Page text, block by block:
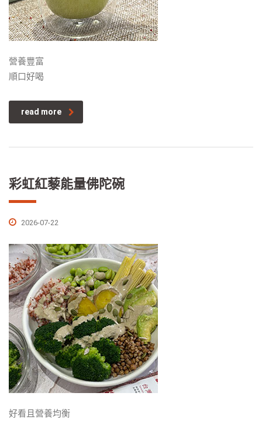
營養豐富
順口好喝
read more
彩虹紅藜能量佛陀碗
2026-07-22
好看且營養均衡